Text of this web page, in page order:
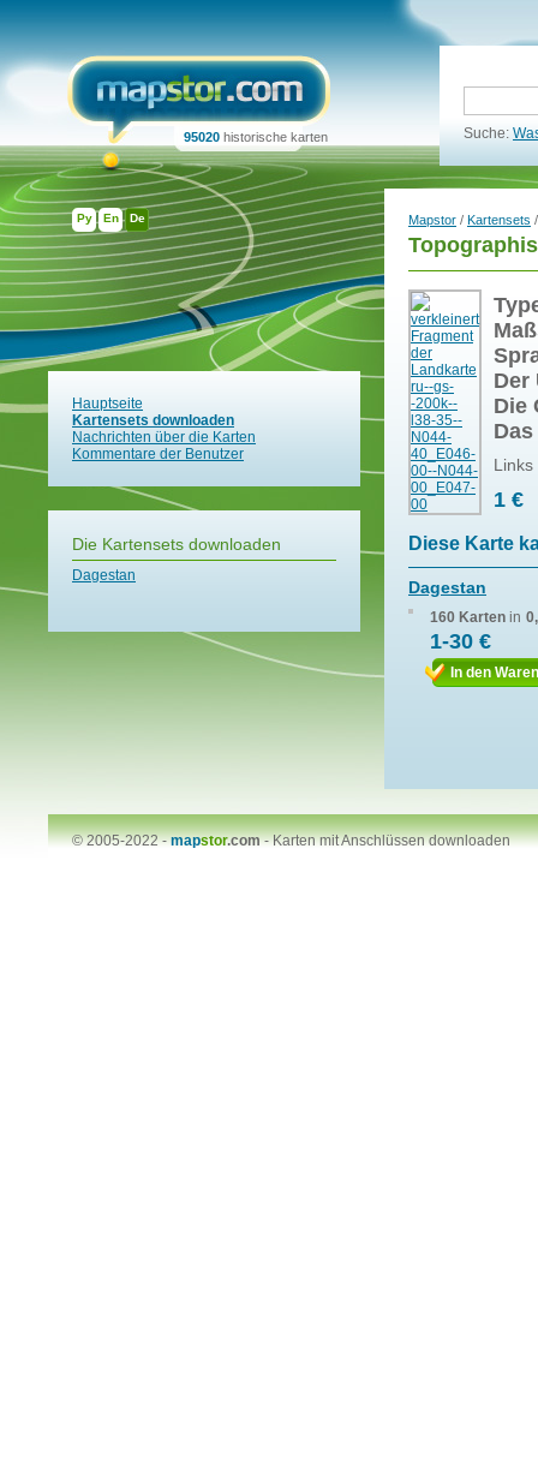
Ру En De
95020 historische karten Suche:
Hauptseite
Kartensets downloaden
Nachrichten über die Karten
Kommentare der Benutzer
Die Kartensets downloaden
Dagestan
Mapstor / Kartensets
Der
Die
1 €
Diese Karte
Dagestan
160 Karten in
1-30 €
In den
© 2005-2022 -mapstor.com-Karten mit Anschlüssen downloaden